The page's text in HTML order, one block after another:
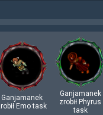
Ganjamanek
Emo task
Ganjamanek
zrobił Phyrus
task